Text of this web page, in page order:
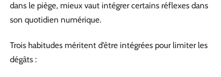
dans le piège, mieux vaut intégrer certains réflexes dans
son quotidien numérique.
Trois habitudes méritent d’être intégrées pour limiter les
dégâts :